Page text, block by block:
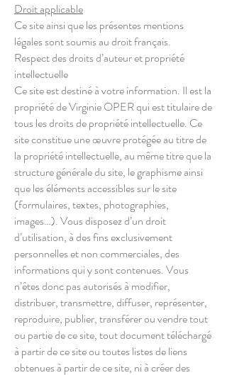
Droit applicable
Ce site ainsi que les présentes mentions
légales sont soumis au droit français.
Respect des droits d’auteur et propriété
intellectuelle
Ce site est destiné à votre information. Il est la
propriété de Virginie OPER qui est titulaire de
tous les droits de propriété intellectuelle. Ce
site constitue une œuvre protégée au titre de
la propriété intellectuelle, au même titre que la
structure générale du site, le graphisme ainsi
que les éléments accessibles sur le site
(formulaires, textes, photographies,
images…). Vous disposez d’un droit
d’utilisation, à des fins exclusivement
personnelles et non commerciales, des
informations qui y sont contenues. Vous
n’êtes donc pas autorisés à modifier,
distribuer, transmettre, diffuser, représenter,
reproduire, publier, transférer ou vendre tout
ou partie de ce site, tout document téléchargé
à partir de ce site ou toutes listes de liens
obtenues à partir de ce site, ni à créer des